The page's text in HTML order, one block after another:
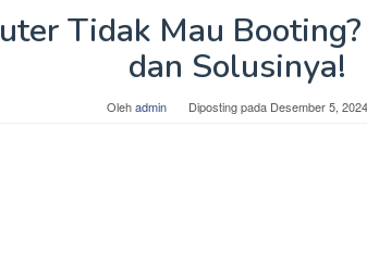
Tidak Mau
dan Solusinya!
Olehadmin Diposting pada Desember 5, 2024